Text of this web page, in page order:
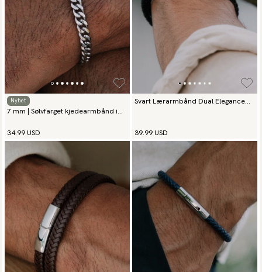
Nyhet
7 mm | Sølvfarget kjedearmbånd i
34.99 USD
Svart Lærarmbånd Dual Elegance
39.99 USD